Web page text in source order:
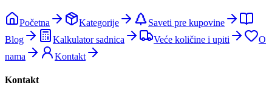
Početna Kategorije
Saveti pre kupovine
Blog
Kalkulator sadnica Veće količine i upiti
O
nama
Kontakt
Kontakt